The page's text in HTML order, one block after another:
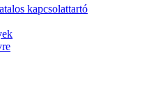
kapcsolattartó